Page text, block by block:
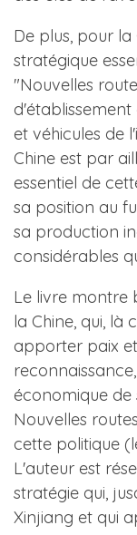
De plus, pour
stratégique
"Nouvelles
et véhicules de
Chine est par
essentiel de
sa position au
sa production
considérables
Le livre montre
la Chine, qui, là
apporter paix
économique de
Nouvelles
cette politique
L'auteur est
stratégie qui,
Xinjiang et qui